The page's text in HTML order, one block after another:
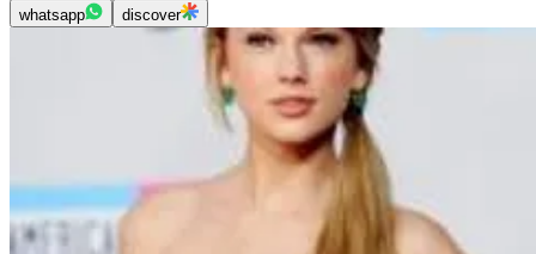
whatsapp discover